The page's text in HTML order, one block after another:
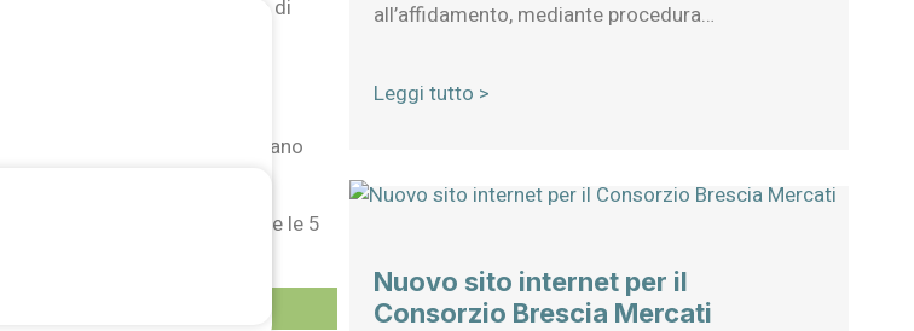
Questo il titolo dell’articolo di
sulla
aziende manifatturiere o
che si occupano o desiderano
di piano strategico e le 5
all’affidamento, mediante procedura…
Leggi tutto >
Nuovo sito internet per il
Consorzio Brescia Mercati